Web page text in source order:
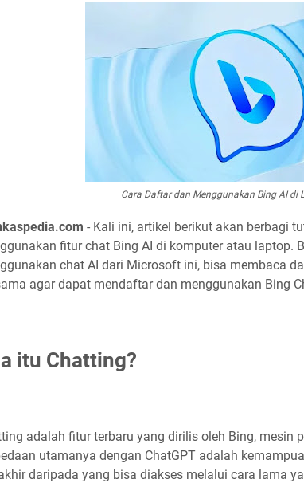
Cara Daftar dan Menggunakan Bing AI di
- Kali ini, artikel berikut akan berbagi
fitur chat Bing AI di komputer atau laptop.
chat AI dari Microsoft ini, bisa membaca
agar dapat mendaftar dan menggunakan Bing
itu Chatting?
adalah fitur terbaru yang dirilis oleh Bing, mesin
utamanya dengan ChatGPT adalah
daripada yang bisa diakses melalui cara lama